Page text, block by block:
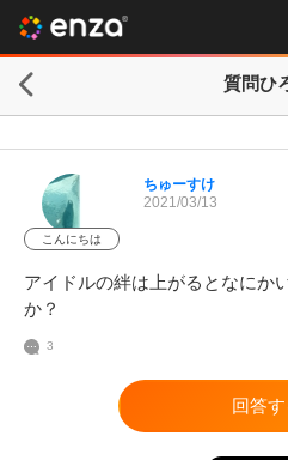
質問ひ
こんにちは
ちゅーすけ
2021/03/13
アイドルの絆は上がるとなにか
か？
3
回答す